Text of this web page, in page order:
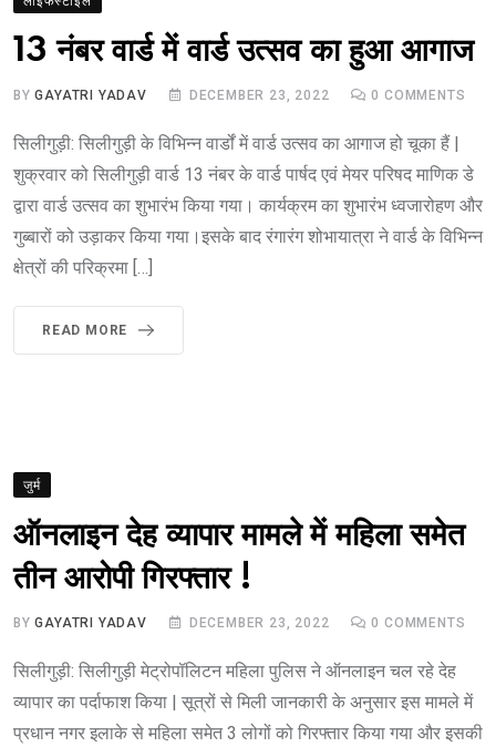
13 नंबर वार्ड में वार्ड उत्सव का हुआ आगाज
BYGAYATRI YADAV DECEMBER 23, 2022 0 COMMENTS
सिलीगुड़ी: सिलीगुड़ी के विभिन्न वार्डों में वार्ड उत्सव का आगाज हो चूका हैं |
शुक्रवार को सिलीगुड़ी वार्ड 13 नंबर के वार्ड पार्षद एवं मेयर परिषद माणिक डे
द्वारा वार्ड उत्सव का शुभारंभ किया गया। कार्यक्रम का शुभारंभ ध्वजारोहण और
गुब्बारों को उड़ाकर किया गया।इसके बाद रंगारंग शोभायात्रा ने वार्ड के विभिन्न
क्षेत्रों की परिक्रमा […]
READ MORE
जुर्म
ऑनलाइन देह व्यापार मामले में महिला समेत
तीन आरोपी गिरफ्तार !
BYGAYATRI YADAV DECEMBER 23, 2022 0 COMMENTS
सिलीगुड़ी: सिलीगुड़ी मेट्रोपॉलिटन महिला पुलिस ने ऑनलाइन चल रहे देह
व्यापार का पर्दाफाश किया | सूत्रों से मिली जानकारी के अनुसार इस मामले में
प्रधान नगर इलाके से महिला समेत 3 लोगों को गिरफ्तार किया गया और इसकी